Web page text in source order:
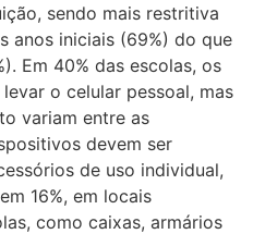
sendo mais restritiva
anos iniciais (69%) do que
Em 40% das escolas, os
o celular pessoal, mas
variam entre as
devem ser
de uso individual,
16%, em locais
como caixas, armários